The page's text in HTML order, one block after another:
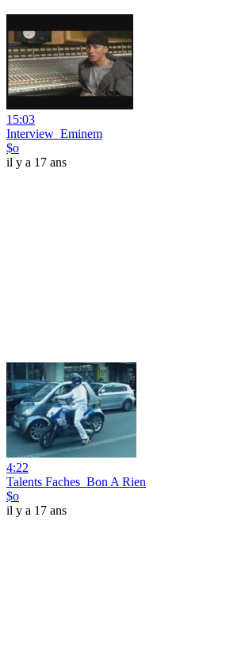
15:03
Interview_Eminem
$o
il y a 17 ans
4:22
Talents Faches_Bon A Rien
$o
il y a 17 ans